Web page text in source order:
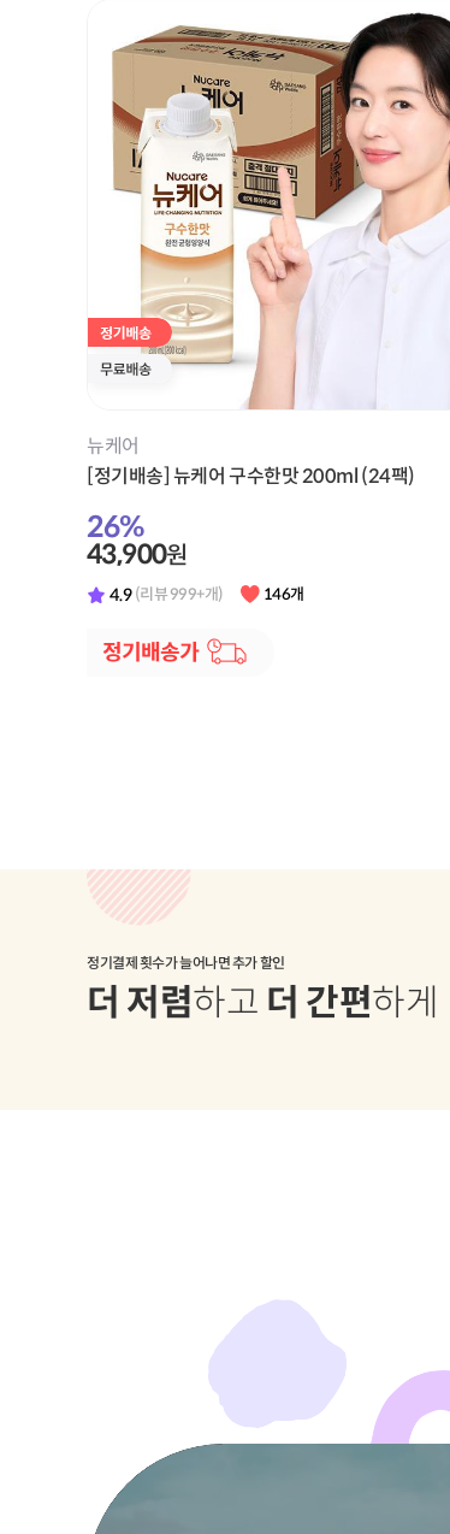
뉴케어
[정기배송] 뉴케어 구수한맛 200ml (24팩)
26%
43,900원
4.9 (리뷰 999+개) 146개
정기결제 횟수가 늘어나면 추가 할인
더 저렴하고 더 간편하게